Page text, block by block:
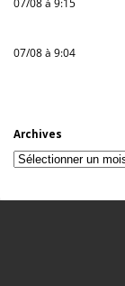
07/08 à 9:04
Archives
Archives